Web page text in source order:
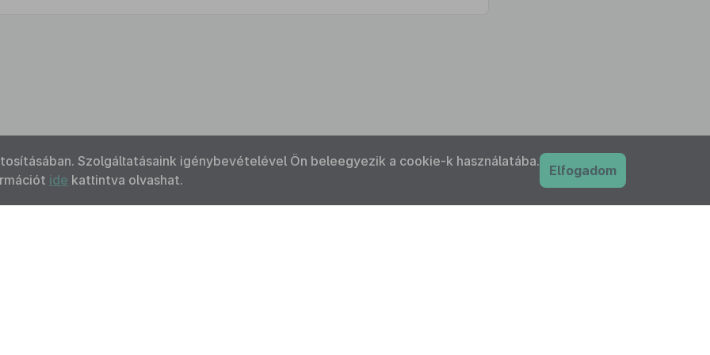
Szolgáltatásaink igénybevételével Ön beleegyezik a cookie-k használatába.
ide kattintva olvashat.
Elfogadom